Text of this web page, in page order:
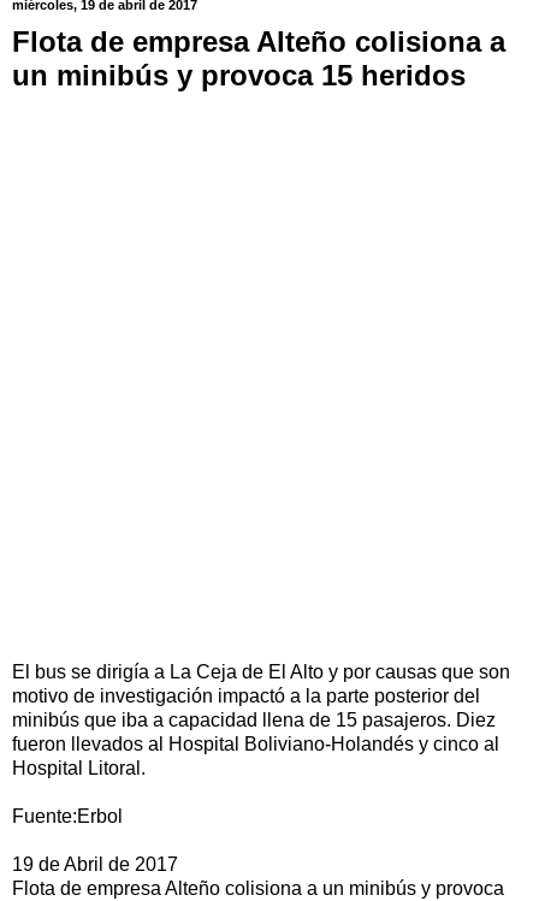
miércoles, 19 de abril de 2017
Flota de empresa Alteño colisiona a
un minibús y provoca 15 heridos
El bus se dirigía a La Ceja de El Alto y por causas que son
motivo de investigación impactó a la parte posterior del
minibús que iba a capacidad llena de 15 pasajeros. Diez
fueron llevados al Hospital Boliviano-Holandés y cinco al
Hospital Litoral.
Fuente:Erbol
19 de Abril de 2017
Flota de empresa Alteño colisiona a un minibús y provoca